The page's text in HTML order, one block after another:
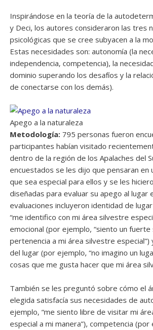
Inspirándose en la teoría de la
y Deci, los autores consideraron las tres
psicológicas que se cree subyacen a la
Estas necesidades son: autonomía (la
independencia, competencia), la
dominio superando los desafíos y la
de conectarse con los demás).
Apego a la naturaleza
Metodología: 795 personas fueron
participantes habían visitado
dentro de la región de los Apalaches del
encuestados se les dijo que pensaran en
que sea especial para ellos y se les
diseñadas para evaluar su apego al lugar
evaluaciones incluyeron identidad de
“me identifico con mi área silvestre
emocional (por ejemplo, “siento un
pertenencia a mi área silvestre especial”)
del lugar (por ejemplo, “no imagino un
cosas que me gusta hacer que mi área
También se les preguntó sobre cómo el
elegida satisfacía sus necesidades de
ejemplo, “me siento libre de visitar mi
especial a mi manera”), competencia (por